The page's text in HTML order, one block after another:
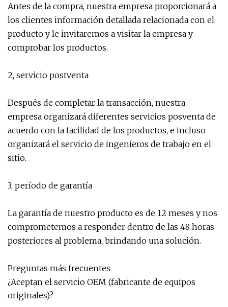
Antes de la compra, nuestra empresa proporcionará a
los clientes información detallada relacionada con el
producto y le invitaremos a visitar la empresa y
comprobar los productos.
2, servicio postventa
Después de completar la transacción, nuestra
empresa organizará diferentes servicios posventa de
acuerdo con la facilidad de los productos, e incluso
organizará el servicio de ingenieros de trabajo en el
sitio.
3, período de garantía
La garantía de nuestro producto es de 12 meses y nos
comprometemos a responder dentro de las 48 horas
posteriores al problema, brindando una solución.
Preguntas más frecuentes
¿Aceptan el servicio OEM (fabricante de equipos
originales)?